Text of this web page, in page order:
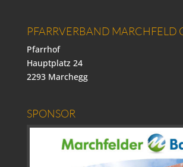
PFARRVERBAND MARCHFELD
Pfarrhof
Hauptplatz 24
2293 Marchegg
SPONSOR